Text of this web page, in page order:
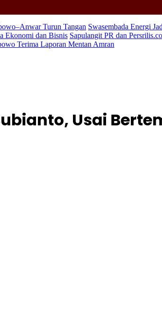
Turun Tangan Swasembada Energi
Ekonomi dan Bisnis Sapulangit PR dan
Terima Laporan Mentan Amran
Usai